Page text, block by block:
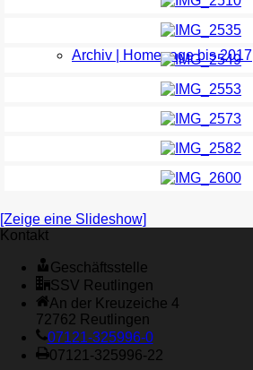
Archiv | Homepage bis 2017
[Zeige eine Slideshow]
Kontakt
Geschäftsstelle
SSV Reutlingen
An der Kreuzeiche 4
72762 Reutlingen
07121-325996-0
07121-325996-22